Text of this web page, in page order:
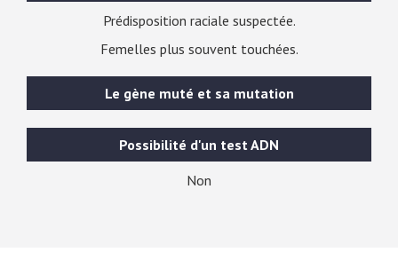
Prédisposition raciale suspectée.
Femelles plus souvent touchées.
Le gène muté et sa mutation
Possibilité d'un test ADN
Non